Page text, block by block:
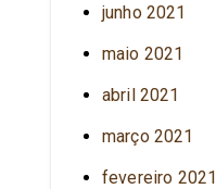
junho 2021
maio 2021
abril 2021
março 2021
fevereiro 2021